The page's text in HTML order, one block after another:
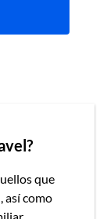
que
así como